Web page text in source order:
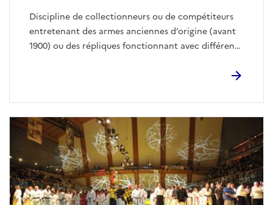
Discipline de collectionneurs ou de compétiteurs
entretenant des armes anciennes d’origine (avant
1900) ou des répliques fonctionnant avec différents
d’épaule, elles fonctionnent à la poudre noire et se
mèche des mousquetaires, pistolets de duel du
XIXe siècle, revolvers et carabines de la conquête
de l’Ouest, fusils à silex de l’époque napoléonienne,
ainsi que les vieux fusils de chasse à percussion.